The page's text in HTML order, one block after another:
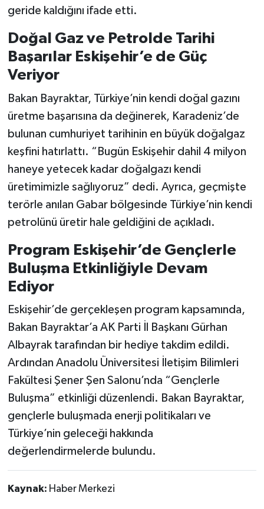
geride kaldığını ifade etti.
Doğal Gaz ve Petrolde Tarihi
Başarılar Eskişehir’e de Güç
Veriyor
Bakan Bayraktar, Türkiye’nin kendi doğal gazını
üretme başarısına da değinerek, Karadeniz’de
bulunan cumhuriyet tarihinin en büyük doğalgaz
keşfini hatırlattı. “Bugün Eskişehir dahil 4 milyon
haneye yetecek kadar doğalgazı kendi
üretimimizle sağlıyoruz” dedi. Ayrıca, geçmişte
terörle anılan Gabar bölgesinde Türkiye’nin kendi
petrolünü üretir hale geldiğini de açıkladı.
Program Eskişehir’de Gençlerle
Buluşma Etkinliğiyle Devam
Ediyor
Eskişehir’de gerçekleşen program kapsamında,
Bakan Bayraktar’a AK Parti İl Başkanı Gürhan
Albayrak tarafından bir hediye takdim edildi.
Ardından Anadolu Üniversitesi İletişim Bilimleri
Fakültesi Şener Şen Salonu’nda “Gençlerle
Buluşma” etkinliği düzenlendi. Bakan Bayraktar,
gençlerle buluşmada enerji politikaları ve
Türkiye’nin geleceği hakkında
değerlendirmelerde bulundu.
Kaynak: Haber Merkezi